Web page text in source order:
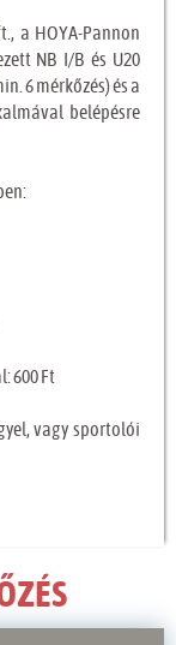
a HOYA-Pannon
NB I/B és U20
6 mérkőzés) és a
belépésre
600 Ft
vagy sportolói